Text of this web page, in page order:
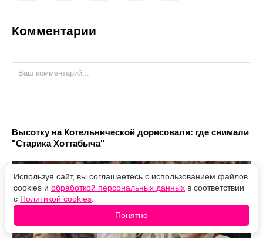
Комментарии
Высотку на Котельнической дорисовали: где снимали
"Старика Хоттабыча"
Используя сайт, вы соглашаетесь с использованием файлов
cookies и обработкой персональных данных в соответствии
с Политикой cookies
Понятно